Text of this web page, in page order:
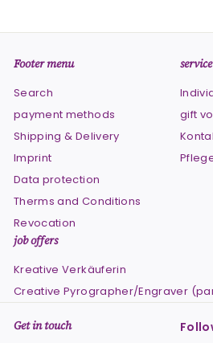
Footer menu
Search
payment methods
Shipping & Delivery
Imprint
Data protection
Therms and Conditions
Revocation
service
gift
job offers
Kreative Verkäuferin
Creative Pyrographer/Engraver
Get in touch